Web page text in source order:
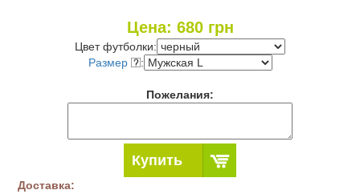
Цена: 680грн
Цвет футболки:
Размер
:
Пожелания:
Купить
Доставка: